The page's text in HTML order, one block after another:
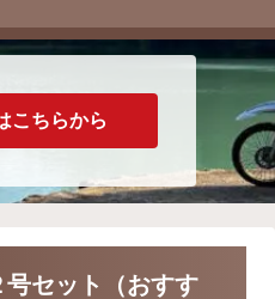
こちらから
セット（おすす